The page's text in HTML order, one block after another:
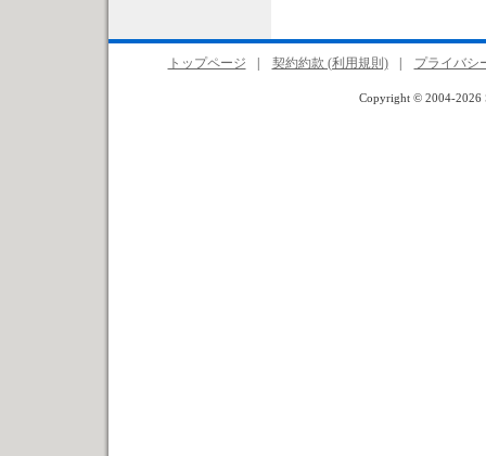
トップページ 契約約款 (利用規則) プライバシ
Copyright © 2004-2026